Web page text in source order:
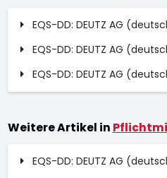
EQS-DD: DEUTZ AG
EQS-DD: DEUTZ AG
EQS-DD: DEUTZ AG
Weitere Artikel in
EQS-DD: DEUTZ AG